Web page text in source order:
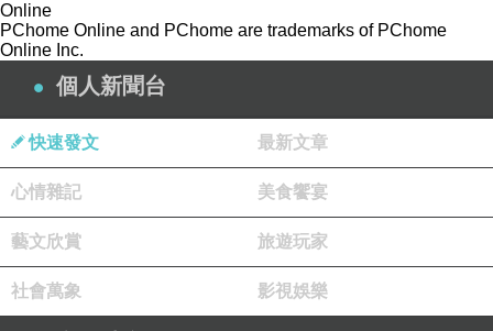
真正的婚姻觀，應該是選擇而非審判
婚姻從來不是人生成敗的證明。
一段好的婚姻是基於理解與共識，而非順從與合格；
而一段值得經營的關係是由兩個有選擇權的人共同建立，
不是社會替你決定的命運終點。
當一個社會用「結婚與否」去衡量一個人的價值，即
訴你：你的全部，只存在於別人的判斷之中。
與其問「怎麼結婚」，不如問「你想怎樣生活」
人生的完整不靠婚姻授證，同樣，個體的價值也不該由語
Online
PChome Online and PChome are trademarks of PChome
Online Inc.
個人新聞台
快速發文 最新文章
心情雜記 美食饗宴
藝文欣賞 旅遊玩家
社會萬象 影視娛樂